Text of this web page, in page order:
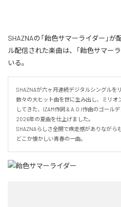
SHAZNAの「飴色サマーライダー」
ル配信された楽曲は、「飴色サマー
いる。
SHAZNAが六ヶ月連続デジタルシングルを
数々の大ヒット曲を世に生み出し、ミリオ
してきた、IZAM作詞 & A.O.I作曲のゴール
2026年の夏曲を仕上げました。
SHAZNAらしさ全開で疾走感がありながら
どこか懐かしい青春の一曲。